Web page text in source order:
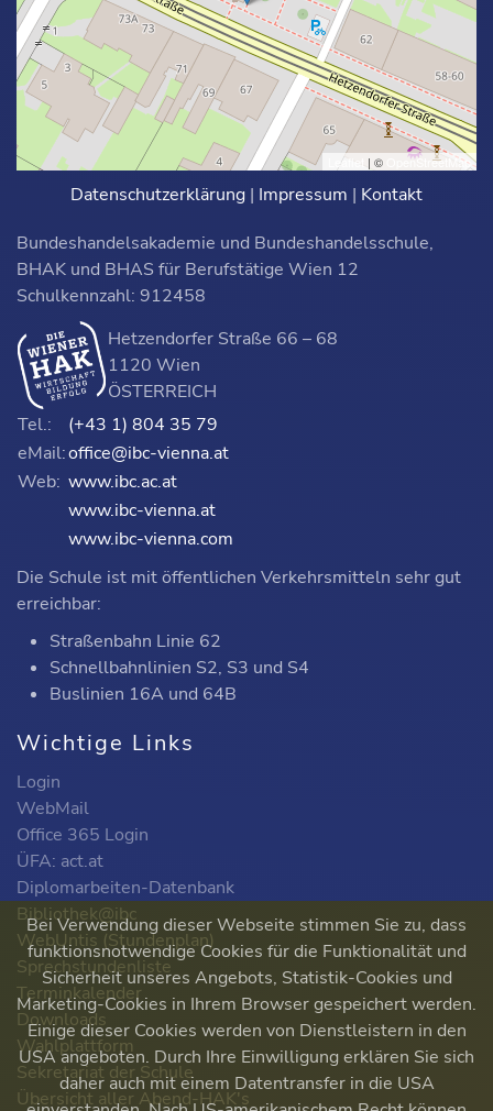
Leaflet | © OpenStreetMap
Datenschutzerklärung | Impressum | Kontakt
Bundeshandelsakademie und Bundeshandelsschule,
BHAK und BHAS für Berufstätige Wien 12
Schulkennzahl: 912458
Hetzendorfer Straße 66 – 68
1120 Wien
ÖSTERREICH
Tel.:
(+43 1) 804 35 79
eMail:office@ibc-vienna.at
Web: www.ibc.ac.at
www.ibc-vienna.at
www.ibc-vienna.com
Die Schule ist mit öffentlichen Verkehrsmitteln sehr gut
erreichbar:
Straßenbahn Linie 62
Schnellbahnlinien S2, S3 und S4
Buslinien 16A und 64B
Wichtige Links
Login
WebMail
Office 365 Login
ÜFA: act.at
Diplomarbeiten-Datenbank
Bibliothek@ibc
WebUntis (Stundenplan)
Sprechstundenliste
Terminkalender
Downloads
Wahlplattform
Sekretariat der Schule
Übersicht aller Abend-HAK's
Bei Verwendung dieser Webseite stimmen Sie zu, dass
funktionsnotwendige Cookies für die Funktionalität und
Sicherheit unseres Angebots, Statistik-Cookies und
Marketing-Cookies in Ihrem Browser gespeichert werden.
Einige dieser Cookies werden von Dienstleistern in den
USA angeboten. Durch Ihre Einwilligung erklären Sie sich
daher auch mit einem Datentransfer in die USA